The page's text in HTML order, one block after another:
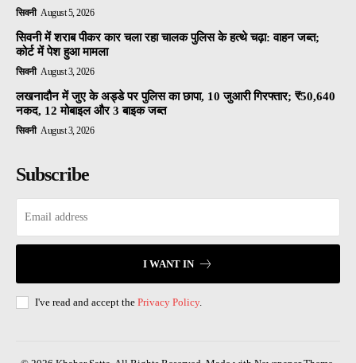
सिवनी August 5, 2026
सिवनी में शराब पीकर कार चला रहा चालक पुलिस के हत्थे चढ़ा: वाहन जब्त;
कोर्ट में पेश हुआ मामला
सिवनी August 3, 2026
लखनादौन में जुए के अड्डे पर पुलिस का छापा, 10 जुआरी गिरफ्तार; ₹50,640
नकद, 12 मोबाइल और 3 बाइक जब्त
सिवनी August 3, 2026
Subscribe
I WANT IN
I've read and accept the Privacy Policy.